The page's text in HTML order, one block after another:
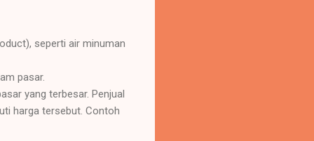
seperti air minuman
pasar.
yang terbesar. Penjual
harga tersebut. Contoh